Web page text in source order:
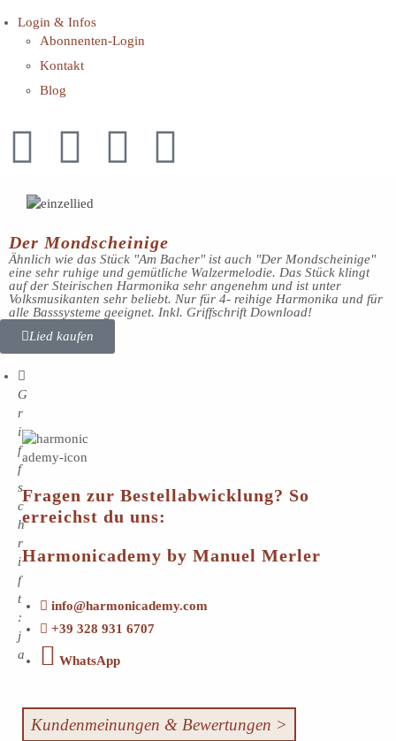
Login & Infos
Abonnenten-Login
Kontakt
Blog
Der Mondscheinige
Ähnlich wie das Stück "Am Bacher" ist auch "Der Mondscheinige"
eine sehr ruhige und gemütliche Walzermelodie. Das Stück klingt
auf der Steirischen Harmonika sehr angenehm und ist unter
Volksmusikanten sehr beliebt. Nur für 4- reihige Harmonika und für
alle Basssysteme geeignet. Inkl. Griffschrift Download!
Lied kaufen
G
r
i
f
f
s
c
h
r
i
f
t
:
j
a
Fragen zur Bestellabwicklung? So
erreichst du uns:
Harmonicademy by Manuel Merler
info@harmonicademy.com
+39 328 931 6707
WhatsApp
Kundenmeinungen & Bewertungen >